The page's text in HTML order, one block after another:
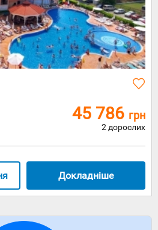
45 786 грн
2 дорослих
Докладніше